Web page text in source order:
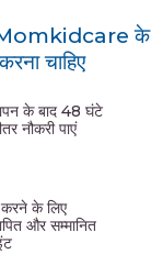
के
चाहिए
के बाद 48 घंटे
नौकरी पाएं
के लिए
और सम्मानित